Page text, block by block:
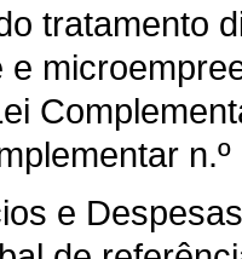
tratamento
e
e